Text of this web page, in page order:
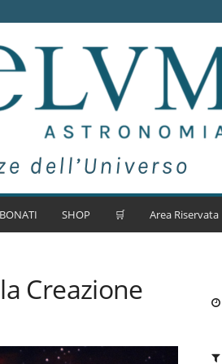
SHOP 🛒 Area Riservata
Creazione